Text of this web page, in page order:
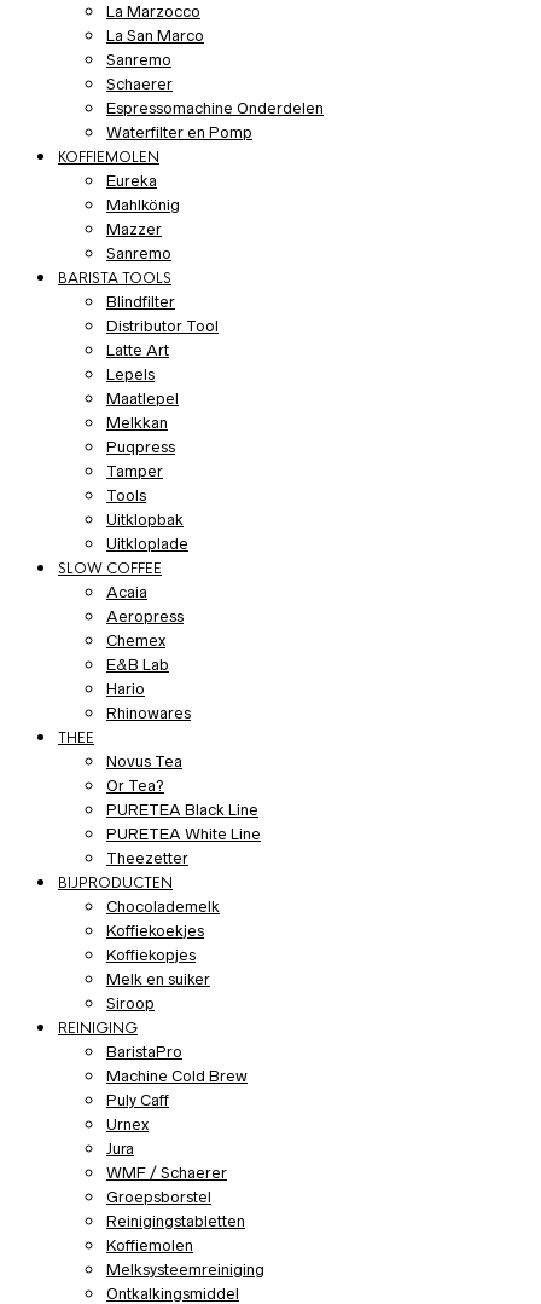
La Marzocco
La San Marco
Sanremo
Schaerer
Espressomachine Onderdelen
Waterfilter en Pomp
KOFFIEMOLEN
Eureka
Mahlkönig
Mazzer
Sanremo
BARISTA TOOLS
Blindfilter
Distributor Tool
Latte Art
Lepels
Maatlepel
Melkkan
Puqpress
Tamper
Tools
Uitklopbak
Uitkloplade
SLOW COFFEE
Acaia
Aeropress
Chemex
E&B Lab
Hario
Rhinowares
THEE
Novus Tea
Or Tea?
PURETEA Black Line
PURETEA White Line
Theezetter
BIJPRODUCTEN
Chocolademelk
Koffiekoekjes
Koffiekopjes
Melk en suiker
Siroop
REINIGING
BaristaPro
Machine Cold Brew
Puly Caff
Urnex
Jura
WMF / Schaerer
Groepsborstel
Reinigingstabletten
Koffiemolen
Melksysteemreiniging
Ontkalkingsmiddel